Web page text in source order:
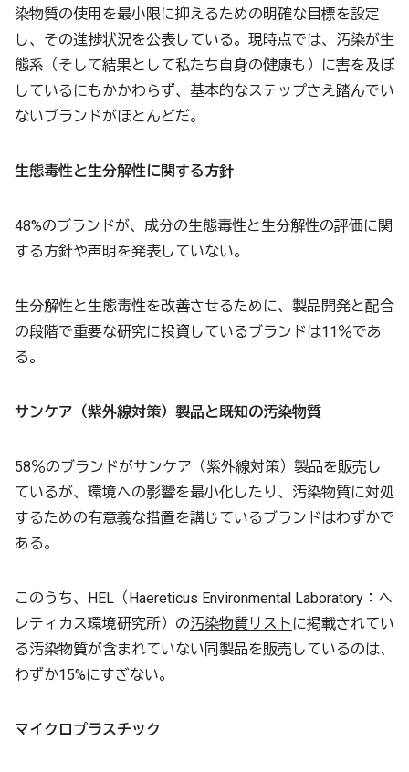
染物質の使用を最小限に抑えるための明確な目標を設定
し、その進捗状況を公表している。現時点では、汚染が生
態系（そして結果として私たち自身の健康も）に害を及ぼ
しているにもかかわらず、基本的なステップさえ踏んでい
ないブランドがほとんどだ。
生態毒性と生分解性に関する方針
48%のブランドが、成分の生態毒性と生分解性の評価に関
する方針や声明を発表していない。
生分解性と生態毒性を改善させるために、製品開発と配合
の段階で重要な研究に投資しているブランドは11％であ
る。
サンケア（紫外線対策）製品と既知の汚染物質
58％のブランドがサンケア（紫外線対策）製品を販売し
ているが、環境への影響を最小化したり、汚染物質に対処
するための有意義な措置を講じているブランドはわずかで
ある。
このうち、HEL（Haereticus Environmental Laboratory：ヘ
レティカス環境研究所）の汚染物質リスト に掲載されてい
る汚染物質が含まれていない同製品を販売しているのは、
わずか15%にすぎない。
マイクロプラスチック